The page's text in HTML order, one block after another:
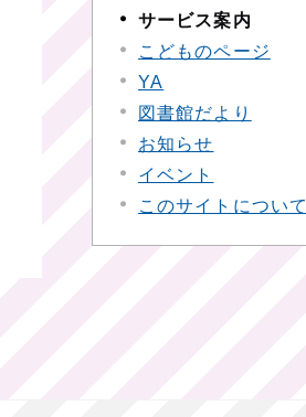
サービス案内
こどものページ
YA
図書館だより
お知らせ
イベント
このサイトについて